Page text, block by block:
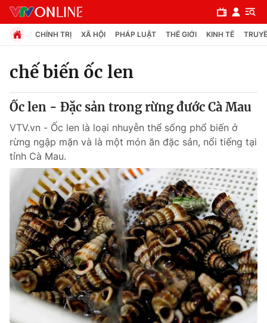
Chuyên mục
Chính trị
Xã hội
Pháp luật
Y tế
Thế giới
Tin tức
Thế giới đó đây
Kinh tế
Tài chính
CHÍNH TRỊ XÃ HỘI PHÁP LUẬT THẾ GIỚI KINH TẾ
chế biến ốc len
Ốc len - Đặc sản trong rừng đước Cà Mau
VTV.vn - Ốc len là loại nhuyễn thể sống phổ biến ở
rừng ngập mặn và là một món ăn đặc sản, nổi tiếng tại
tỉnh Cà Mau.